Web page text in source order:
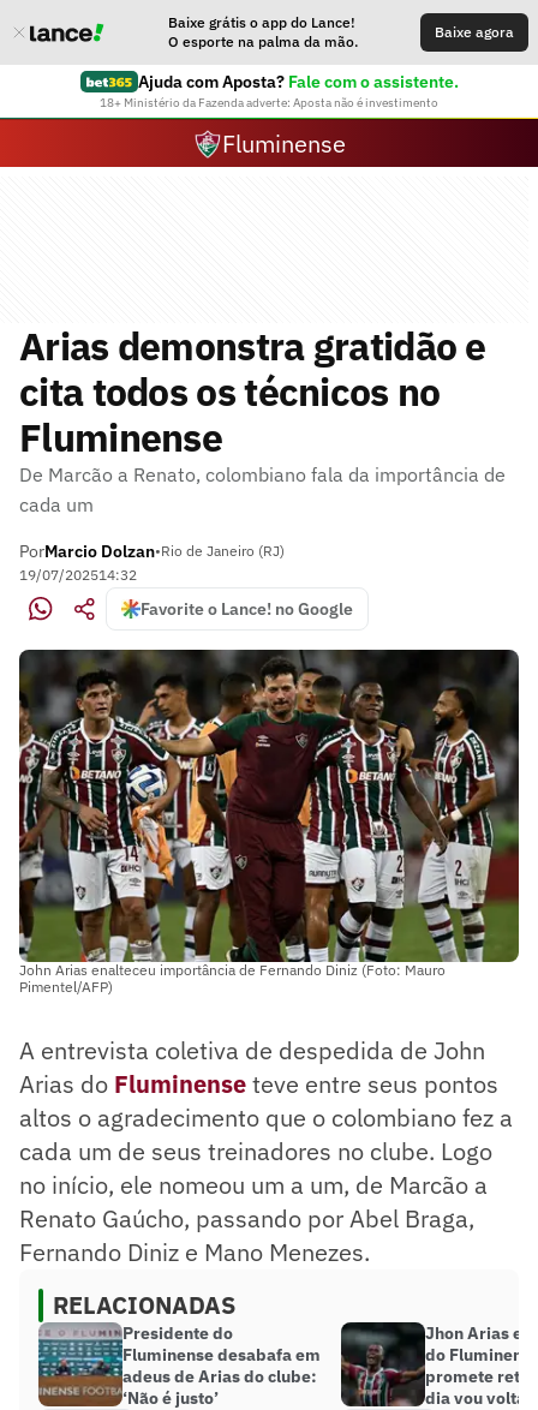
Baixe grátis o app do Lance!
O esporte na palma da mão.
Baixe agora
Ajuda com Aposta? Fale com o assistente.
18+ Ministério da Fazenda adverte: Aposta não é investimento
Fluminense
Arias demonstra gratidão e
cita todos os técnicos no
Fluminense
De Marcão a Renato, colombiano fala da importância de
cada um
PorMarcio Dolzan•Rio de Janeiro (RJ)
19/07/202514:32
Favorite o Lance! no Google
John Arias enalteceu importância de Fernando Diniz (Foto: Mauro
Pimentel/AFP)
A entrevista coletiva de despedida de John
Arias do Fluminenseteve entre seus pontos
altos o agradecimento que o colombiano fez a
cada um de seus treinadores no clube. Logo
no início, ele nomeou um a um, de Marcão a
Renato Gaúcho, passando por Abel Braga,
Fernando Diniz e Mano Menezes.
RELACIONADAS
Presidente do
Fluminense desabafa em
adeus de Arias do clube:
‘Não é justo’
Jhon Arias
do
promete
dia vou voltar’